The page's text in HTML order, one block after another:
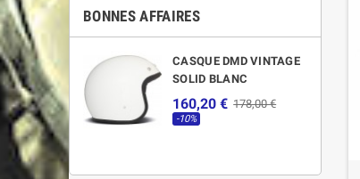
BONNES AFFAIRES
CASQUE DMD VINTAGE
SOLID BLANC
160,20 € 178,00 €
-10%